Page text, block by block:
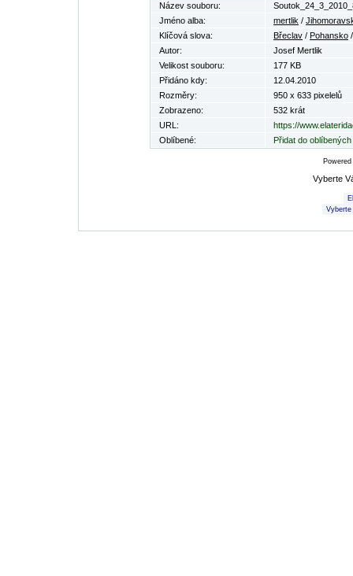
Název souboru:
Jméno alba:
mertlik /
Klíčová slova:
Břeclav / Pohansko
Autor:
Josef Mertlik
Velikost souboru:
177 KB
Přidáno kdy:
12.04.2010
Rozměry:
950 x 633 pixelelů
Zobrazeno:
532 krát
URL:
https://
Oblíbené:
Přidat do oblíbených
Vyberte